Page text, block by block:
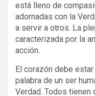
está lleno de
adornadas con la
a servir a otros. La
caracterizada por la
acción.
El corazón debe
palabra de un ser
Verdad. Todos